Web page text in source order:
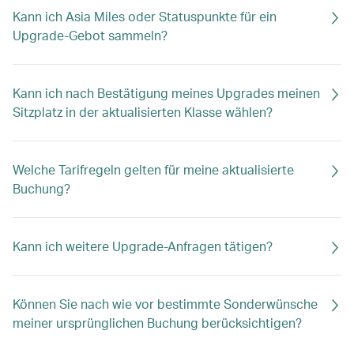
Kann ich Asia Miles oder Statuspunkte für ein
Upgrade-Gebot sammeln?
Kann ich nach Bestätigung meines Upgrades meinen
Sitzplatz in der aktualisierten Klasse wählen?
Welche Tarifregeln gelten für meine aktualisierte
Buchung?
Kann ich weitere Upgrade-Anfragen tätigen?
Können Sie nach wie vor bestimmte Sonderwünsche
meiner ursprünglichen Buchung berücksichtigen?